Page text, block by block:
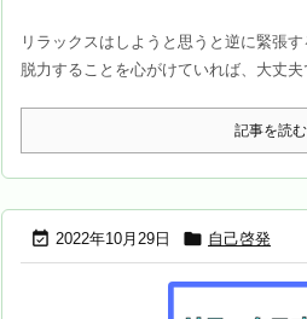
リラックスはしようと思うと逆に緊張
脱力することを心がけていれば、大丈夫
記事を読む
 2022年10月29日  自己啓発